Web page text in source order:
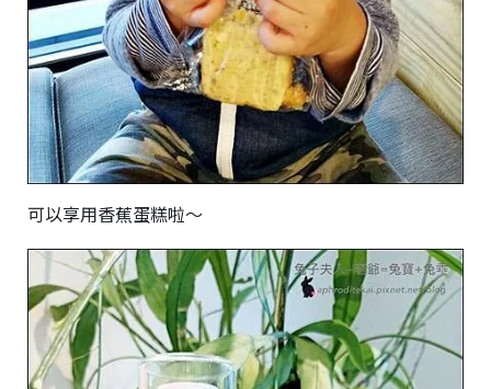
可以享用香蕉蛋糕啦～